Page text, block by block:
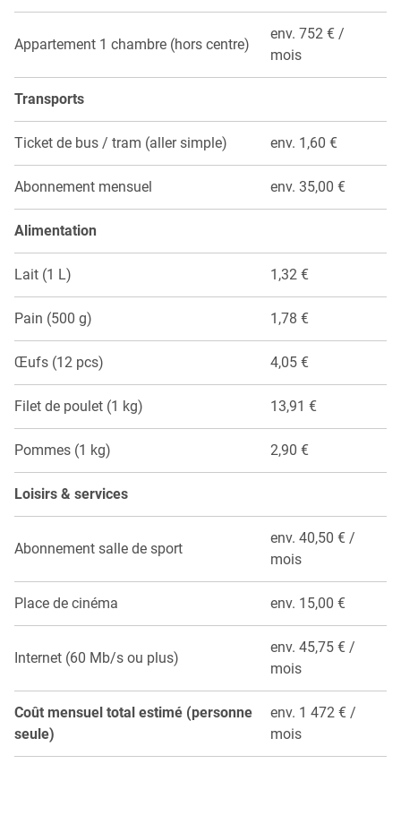
Appartement 1 chambre (hors centre)
env. 752 € /
mois
Transports
Ticket de bus / tram (aller simple) env. 1,60 €
Abonnement mensuel env. 35,00 €
Alimentation
Lait (1 L) 1,32 €
Pain (500 g) 1,78 €
Œufs (12 pcs) 4,05 €
Filet de poulet (1 kg) 13,91 €
Pommes (1 kg) 2,90 €
Loisirs & services
Abonnement salle de sport
env. 40,50 € /
mois
Place de cinéma env. 15,00 €
Internet (60 Mb/s ou plus)
env. 45,75 € /
mois
Coût mensuel total estimé (personne
seule)
env. 1 472 € /
mois